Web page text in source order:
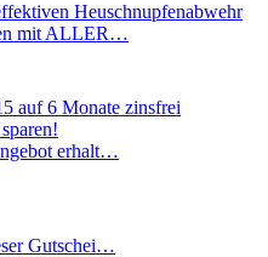
Heuschnupfenabwehr
mit ALLER…
auf 6 Monate zinsfrei
erhalt…
Gutschei…